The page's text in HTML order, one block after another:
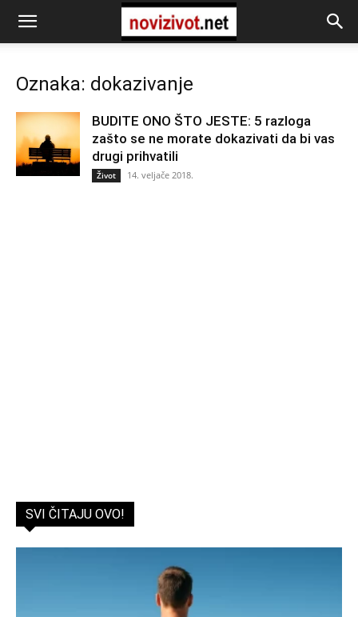
Oznaka: dokazivanje
BUDITE ONO ŠTO JESTE: 5 razloga
zašto se ne morate dokazivati da bi vas
drugi prihvatili
Život 14. veljače 2018.
SVI ČITAJU OVO!